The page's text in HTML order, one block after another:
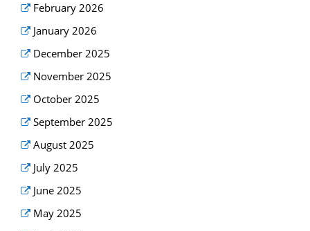
February 2026
January 2026
December 2025
November 2025
October 2025
September 2025
August 2025
July 2025
June 2025
May 2025